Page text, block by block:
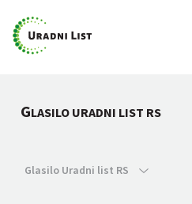
GLASILO URADNI LIST RS
Glasilo Uradni list RS